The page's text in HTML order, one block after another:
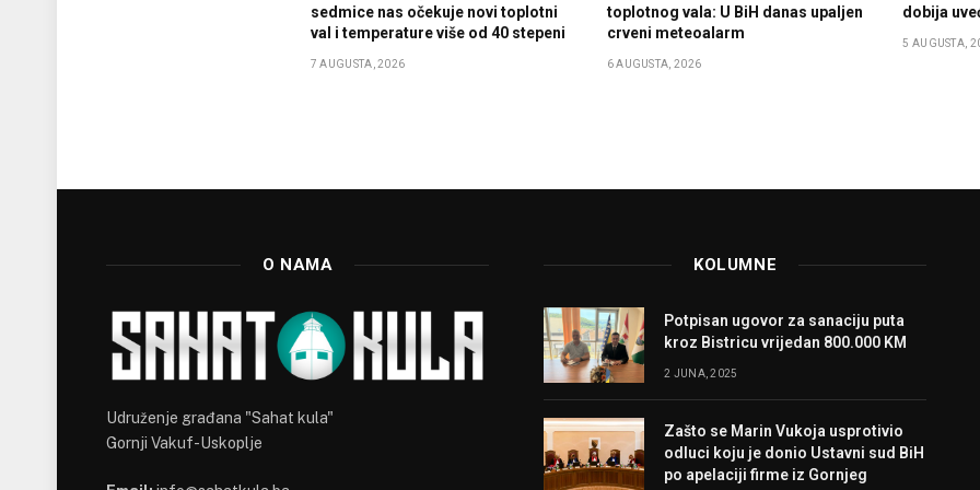
sedmice nas očekuje novi toplotni
val i temperature više od 40 stepeni
7 AUGUSTA, 2026
toplotnog vala: U BiH danas upaljen
crveni meteoalarm
6 AUGUSTA, 2026
dobija
5 AUGUSTA,
O NAMA
Udruženje građana "Sahat kula"
Gornji Vakuf-Uskoplje
KOLUMNE
Potpisan ugovor za sanaciju puta
kroz Bistricu vrijedan 800.000 KM
2 JUNA, 2025
Zašto se Marin Vukoja usprotivio
odluci koju je donio Ustavni sud BiH
po apelaciji firme iz Gornjeg